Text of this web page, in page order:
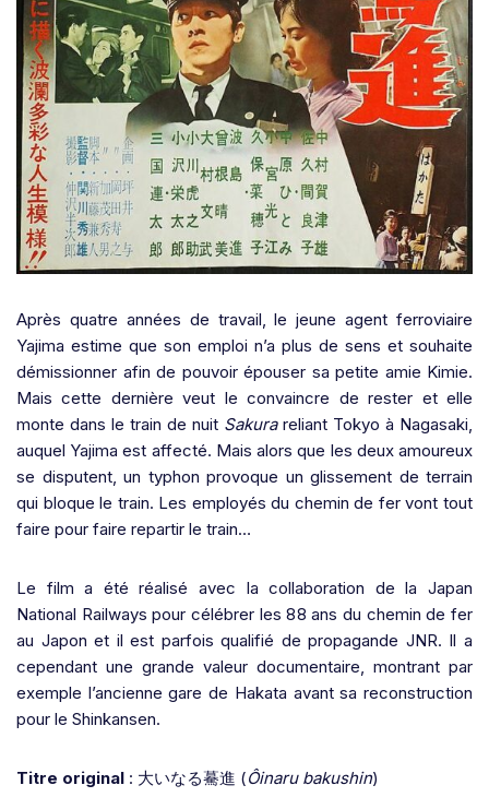
Après quatre années de travail, le jeune agent ferroviaire
Yajima estime que son emploi n’a plus de sens et souhaite
démissionner afin de pouvoir épouser sa petite amie Kimie.
Mais cette dernière veut le convaincre de rester et elle
monte dans le train de nuit Sakurareliant Tokyo à Nagasaki,
auquel Yajima est affecté. Mais alors que les deux amoureux
se disputent, un typhon provoque un glissement de terrain
qui bloque le train. Les employés du chemin de fer vont tout
faire pour faire repartir le train…
Le film a été réalisé avec la collaboration de la Japan
National Railways pour célébrer les 88 ans du chemin de fer
au Japon et il est parfois qualifié de propagande JNR. Il a
cependant une grande valeur documentaire, montrant par
exemple l’ancienne gare de Hakata avant sa reconstruction
pour le Shinkansen.
Titre original : 大いなる驀進 (Ôinaru bakushin)